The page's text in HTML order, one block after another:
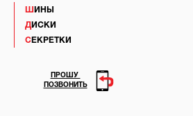
ШИНЫ
ДИСКИ
СЕКРЕТКИ
ПРОШУ
ПОЗВОНИТЬ